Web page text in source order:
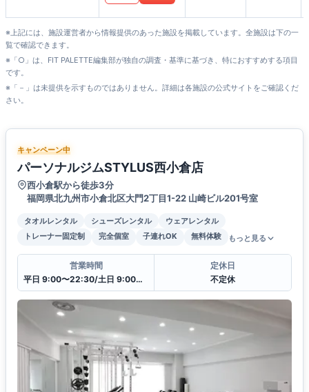
※上記には、施設運営者から情報提供のあった施設を掲載しています。全施設は下の一
覧で確認できます。
※「○」は、FIT PALETTE編集部が独自の調査・基準に基づき、特におすすめする項目
です。
※「－」は未提供を示すものではありません。詳細は各施設の公式サイトをご確認くだ
さい。
キャンペーン中
パーソナルジムSTYLUS西小倉店
西小倉駅から徒歩3分
福岡県北九州市小倉北区大門2丁目1-22 山崎ビル201号室
タオルレンタル シューズレンタル
ウェアレンタル
トレーナー固定制
完全個室 子連れOK 無料体験 もっと見る
営業時間
平日 9:00〜22:30/土日 9:00〜18:00
定休日
不定休